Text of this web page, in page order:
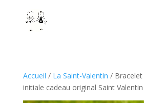
Accueil / La Saint-Valentin / Bracelet
initiale cadeau original Saint Valentin